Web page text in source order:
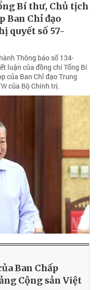
Bí thư, Chủ tịch
Ban Chỉ đạo
quyết số 57-
Thông báo số 134-
luận của đồng chí Tổng Bí
của Ban Chỉ đạo Trung
của Bộ Chính trị.
Ban Chấp
Cộng sản Việt